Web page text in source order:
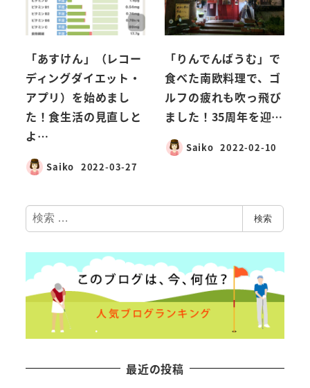
「あすけん」（レコー
ディングダイエット・
アプリ）を始めまし
た！食生活の見直しと
よ…
Saiko 2022-03-27
「りんでんばうむ」で
食べた南欧料理で、ゴ
ルフの疲れも吹っ飛び
ました！35周年を迎…
Saiko 2022-02-10
検
索
検索
最近の投稿